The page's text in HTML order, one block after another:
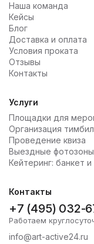
Наша команда
Кейсы
Блог
Доставка и оплата
Условия проката
Отзывы
Контакты
Услуги
Площадки для
Организация
Проведение квиза
Выездные фотозоны
Кейтеринг: банкет
Контакты
+7 (495) 032-
Работаем
info@art-active24.ru